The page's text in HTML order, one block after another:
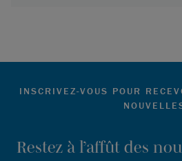
INSCRIVEZ-VOUS POUR
Restez à l’affût des